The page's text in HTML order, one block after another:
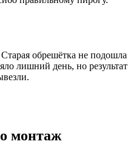
обрешётка не подошла
лишний день, но результат
монтаж